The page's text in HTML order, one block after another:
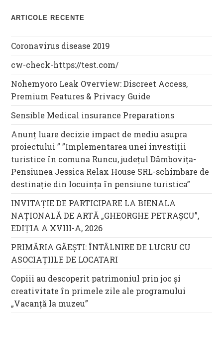
ARTICOLE RECENTE
Coronavirus disease 2019
cw-check-https://test.com/
Nohemyoro Leak Overview: Discreet Access,
Premium Features & Privacy Guide
Sensible Medical insurance Preparations
Anunț luare decizie impact de mediu asupra
proiectului ” ”Implementarea unei investiții
turistice în comuna Runcu, județul Dâmbovița-
Pensiunea Jessica Relax House SRL-schimbare de
destinație din locuința în pensiune turistica”
INVITAȚIE DE PARTICIPARE LA BIENALA
NAȚIONALĂ DE ARTĂ „GHEORGHE PETRAȘCU”,
EDIŢIA A XVIII-A, 2026
PRIMĂRIA GĂEȘTI: ÎNTÂLNIRE DE LUCRU CU
ASOCIAȚIILE DE LOCATARI
Copiii au descoperit patrimoniul prin joc și
creativitate în primele zile ale programului
„Vacanță la muzeu”